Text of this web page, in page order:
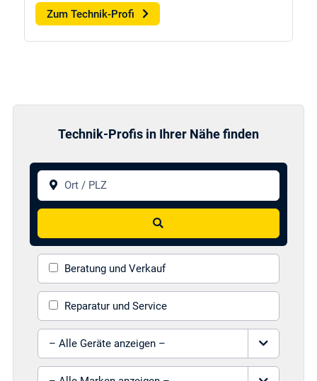
Zum Technik-Profi
Technik-Profis in Ihrer Nähe finden
Ort / PLZ
Suchen
Beratung und Verkauf
Reparatur und Service
Gerät auswählen
Marke auswählen